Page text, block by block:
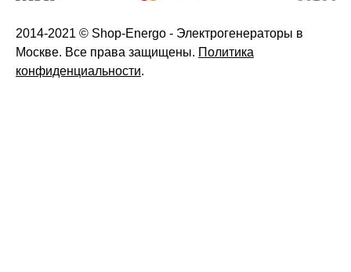
2014-2021 © Shop-Energo - Электрогенераторы в
Москве. Все права защищены. Политика
конфиденциальности.